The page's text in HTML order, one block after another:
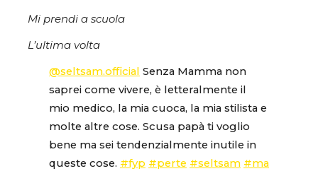
Mi prendi a scuola
L’ultima volta
@seltsam.official Senza Mamma non
saprei come vivere, è letteralmente il
mio medico, la mia cuoca, la mia stilista e
molte altre cose. Scusa papà ti voglio
bene ma sei tendenzialmente inutile in
queste cose. #fyp #perte #seltsam #ma